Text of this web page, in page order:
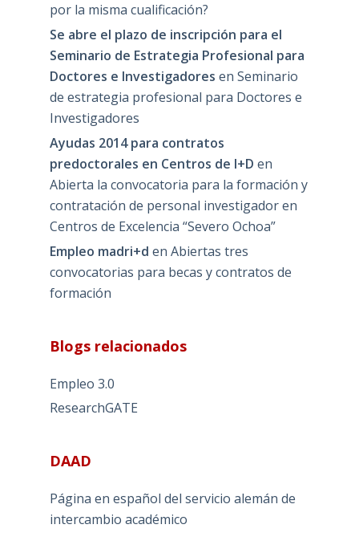
por la misma cualificación?
Se abre el plazo de inscripción para el
Seminario de Estrategia Profesional para
Doctores e Investigadores en Seminario
de estrategia profesional para Doctores e
Investigadores
Ayudas 2014 para contratos
predoctorales en Centros de I+D en
Abierta la convocatoria para la formación y
contratación de personal investigador en
Centros de Excelencia “Severo Ochoa”
Empleo madri+d en Abiertas tres
convocatorias para becas y contratos de
formación
Blogs relacionados
Empleo 3.0
ResearchGATE
DAAD
Página en español del servicio alemán de
intercambio académico